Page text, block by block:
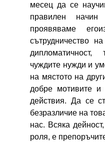
месец да се
правилен
проявяваме
сътрудничество
чуждите нужди и
на мястото на
добре мотивите и
действия. Да се
безразличие на
нас. Всяка
роля, е